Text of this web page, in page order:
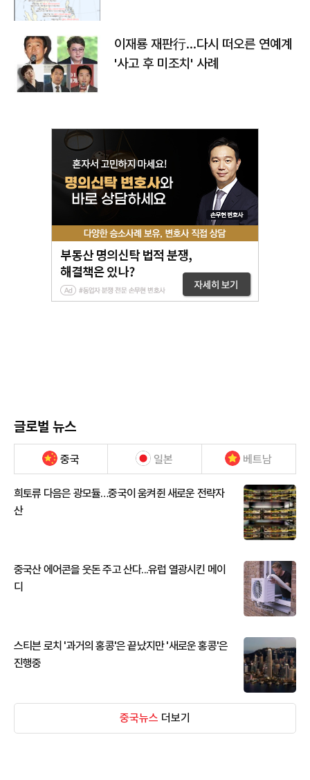
이재룡 재판行…다시 떠오른 연예계
'사고 후 미조치' 사례
글로벌 뉴스
중국 일본 베트남
희토류 다음은 광모듈…중국이 움켜쥔 새로운 전략자
산
중국산 에어콘을 웃돈 주고 산다...유럽 열광시킨 메이
디
스티븐 로치 '과거의 홍콩'은 끝났지만 '새로운 홍콩'은
진행중
중국뉴스 더보기